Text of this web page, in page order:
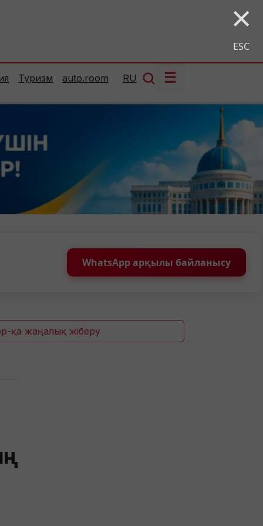
×
ESC
Туризм auto.room RU ☰
WhatsApp арқылы байланысу
қа жаңалық жіберу